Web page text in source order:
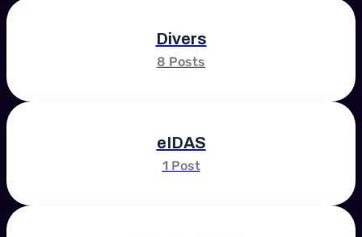
Divers
8 Posts
eIDAS
1 Post